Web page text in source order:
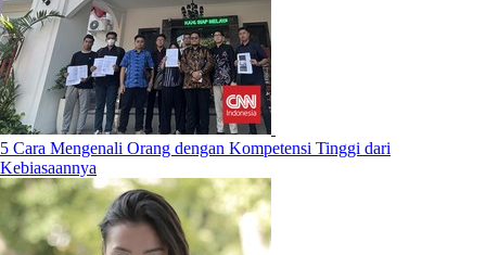
5 Cara Mengenali Orang dengan Kompetensi Tinggi dari
Kebiasaannya